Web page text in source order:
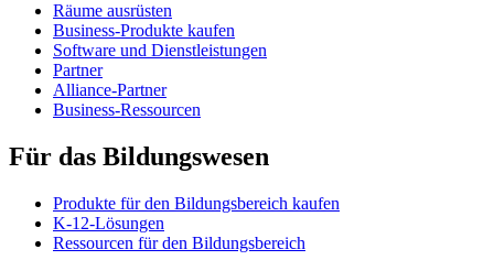
Räume ausrüsten
Business-Produkte kaufen
Software und Dienstleistungen
Partner
Alliance-Partner
Business-Ressourcen
Für das Bildungswesen
Produkte für den Bildungsbereich kaufen
K-12-Lösungen
Ressourcen für den Bildungsbereich